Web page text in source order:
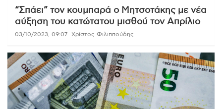
“Σπάει” τον κουμπαρά ο Μητσοτάκης με νέα
αύξηση του κατώτατου μισθού τον Απρίλιο
03/10/2023, 09:07 Χρίστος Φιλιππούδης